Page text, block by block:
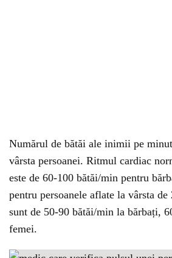
Numărul de bătăi ale inimii pe
vârsta persoanei. Ritmul cardiac
este de 60-100 bătăi/min pentru
pentru persoanele aflate la vârsta
sunt de 50-90 bătăi/min la bărbați,
femei.